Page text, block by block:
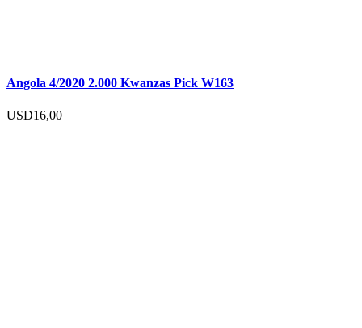
Angola 4/2020 2.000 Kwanzas Pick W163
USD16,00